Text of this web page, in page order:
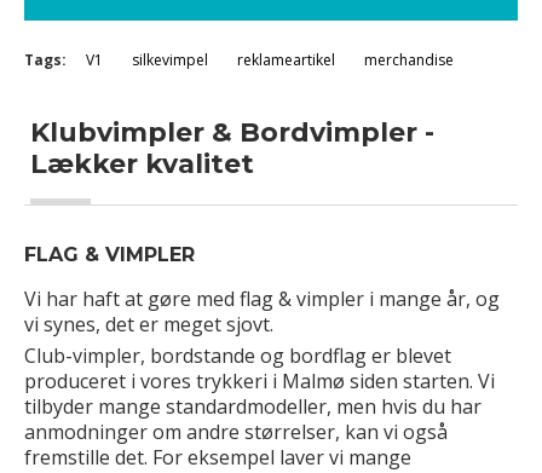
Tags: V1 silkevimpel reklameartikel merchandise
Klubvimpler & Bordvimpler -
Lækker kvalitet
FLAG & VIMPLER
Vi har haft at gøre med flag & vimpler i mange år, og
vi synes, det er meget sjovt.
Club-vimpler, bordstande og bordflag er blevet
produceret i vores trykkeri i Malmø siden starten. Vi
tilbyder mange standardmodeller, men hvis du har
anmodninger om andre størrelser, kan vi også
fremstille det. For eksempel laver vi mange